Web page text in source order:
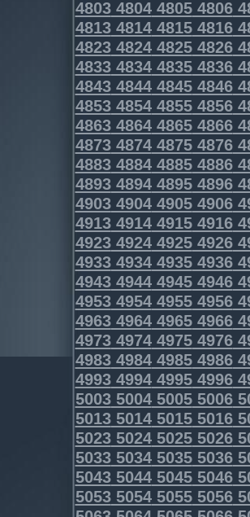
4803480448054806
4813481448154816
4823482448254826
4833483448354836
4843484448454846
4853485448554856
4863486448654866
4873487448754876
4883488448854886
4893489448954896
4903490449054906
4913491449154916
4923492449254926
4933493449354936
4943494449454946
4953495449554956
4963496449654966
4973497449754976
4983498449854986
4993499449954996
5003500450055006
5013501450155016
5023502450255026
5033503450355036
5043504450455046
5053505450555056